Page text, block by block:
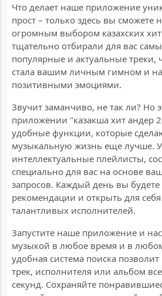
Что делает наше приложение
прост – только здесь вы сможете
огромным выбором казахских
тщательно отбирали для вас
популярные и актуальные треки,
стала вашим личным гимном и
позитивными эмоциями.
Звучит заманчиво, не так ли? Но
приложении "казакша хит андер
удобные функции, которые
музыкальную жизнь еще лучше. У
интеллектуальные плейлисты,
специально для вас на основе
запросов. Каждый день вы
рекомендации и открыть для
талантливых исполнителей.
Запустите наше приложение и
музыкой в любое время и в
удобная система поиска
трек, исполнителя или альбом
секунд. Сохраняйте